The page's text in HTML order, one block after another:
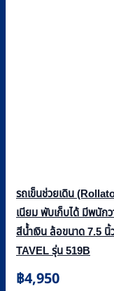
รถเข็นช่วยเดิน
เนียม พับเก็บได้ มีพนักว
สีน้ำเงิน ล้อขนาด 7.5 นิ้
TAVEL รุ่น 519B
฿4,950